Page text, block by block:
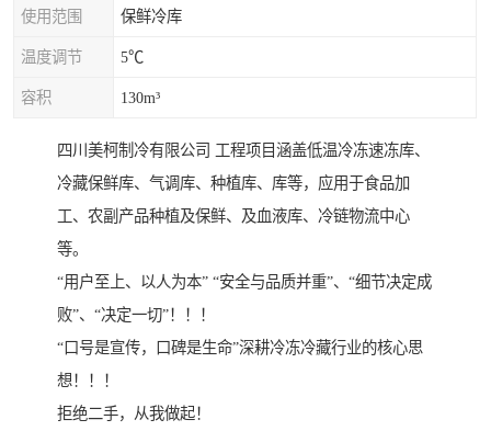
使用范围 保鲜冷库
温度调节 5℃
容积 130m³
四川美柯制冷有限公司 工程项目涵盖低温冷冻速冻库、
冷藏保鲜库、气调库、种植库、库等，应用于食品加
工、农副产品种植及保鲜、及血液库、冷链物流中心
等。
“用户至上、以人为本” “安全与品质并重”、“细节决定成
败”、“决定一切”！！！
“口号是宣传，口碑是生命”深耕冷冻冷藏行业的核心思
想！！！
拒绝二手，从我做起！